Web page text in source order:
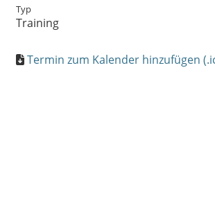
Typ
Training
Termin zum Kalender hinzufügen